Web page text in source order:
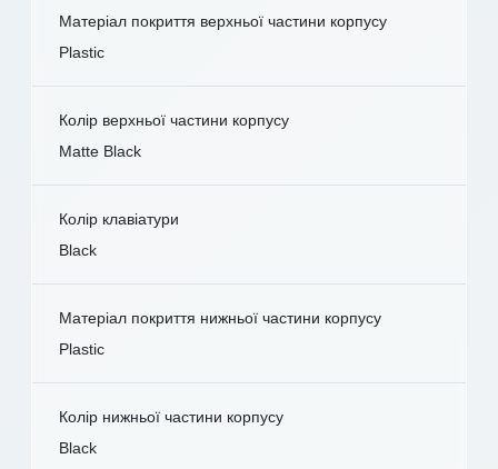
Матеріал покриття верхньої частини корпусу
Plastic
Колір верхньої частини корпусу
Matte Black
Колір клавіатури
Black
Матеріал покриття нижньої частини корпусу
Plastic
Колір нижньої частини корпусу
Black